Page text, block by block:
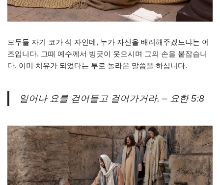
모두들 자기 코가 석 자인데, 누가 자신을 배려해주겠느냐는 어
조입니다. 그때 예수께서 빙긋이 웃으시며 그의 손을 붙잡습니
다. 이미 치유가 되었다는 투로 놀라운 말씀을 하십니다.
일어나 요를 걷어들고 걸어가거라. – 요한 5:8